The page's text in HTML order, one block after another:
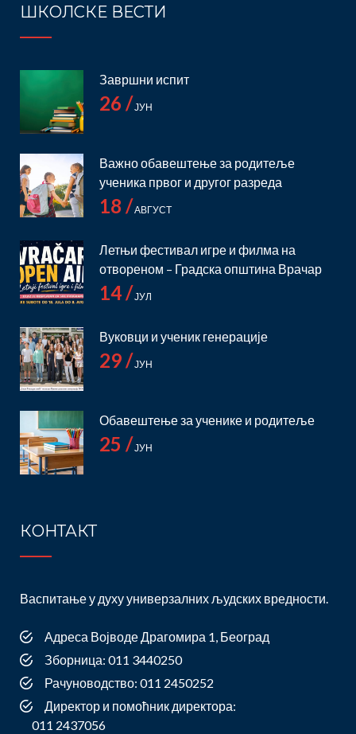
ШКОЛСКЕ ВЕСТИ
Завршни испит
26 /ЈУН
Важно обавештење за родитеље
ученика првог и другог разреда
18 /АВГУСТ
Летњи фестивал игре и филма на
отвореном – Градска општина Врачар
14 /ЈУЛ
Вуковци и ученик генерације
29 /ЈУН
Обавештење за ученике и родитеље
25 /ЈУН
КОНТАКТ
Васпитање у духу универзалних људских вредности.
Адреса Војводе Драгомира 1, Београд
Зборница: 011 3440250
Рачуноводство: 011 2450252
Директор и помоћник директора:
011 2437056